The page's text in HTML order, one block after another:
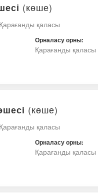
(көше)
қаласы
Орналасу орны:
Қарағанды қаласы
(көше)
қаласы
Орналасу орны:
Қарағанды қаласы